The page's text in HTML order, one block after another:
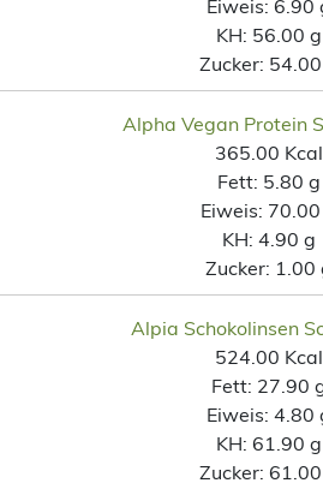
Eiweis: 6.90
KH: 56.00 g
Zucker:
Alpha Vegan Protein
365.00 Kcal
Fett: 5.80 g
Eiweis:
KH: 4.90 g
Zucker: 1.00
Alpia Schokolinsen
524.00 Kcal
Fett: 27.90
Eiweis: 4.80
KH: 61.90 g
Zucker: